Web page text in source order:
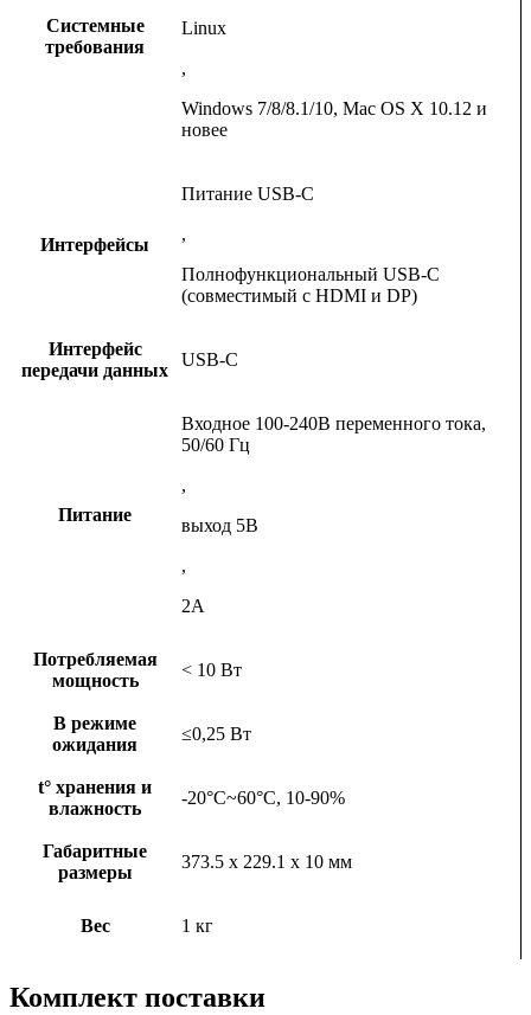
Системные
требования
Linux
,
Windows 7/8/8.1/10, Mac OS X 10.12 и
новее
Интерфейсы
Питание USB-C
,
Полнофункциональный USB-C
(совместимый с HDMI и DP)
Интерфейс
передачи данных
USB-С
Питание
Входное 100-240В переменного тока,
50/60 Гц
,
выход 5В
,
2А
Потребляемая
мощность
< 10 Вт
В режиме
ожидания
≤0,25 Вт
t° хранения и
влажность
-20°C~60°C, 10-90%
Габаритные
размеры
373.5 x 229.1 x 10 мм
Вес 1 кг
Комплект поставки